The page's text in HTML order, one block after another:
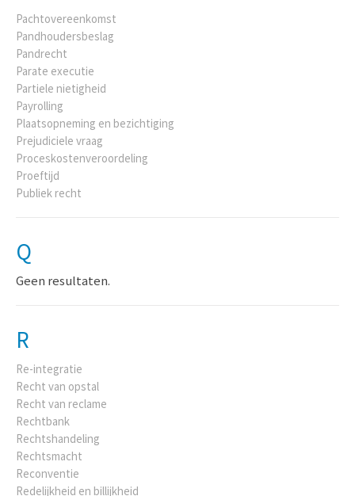
Pachtovereenkomst
Pandhoudersbeslag
Pandrecht
Parate executie
Partiele nietigheid
Payrolling
Plaatsopneming en bezichtiging
Prejudiciele vraag
Proceskostenveroordeling
Proeftijd
Publiek recht
Q
Geen resultaten.
R
Re-integratie
Recht van opstal
Recht van reclame
Rechtbank
Rechtshandeling
Rechtsmacht
Reconventie
Redelijkheid en billijkheid